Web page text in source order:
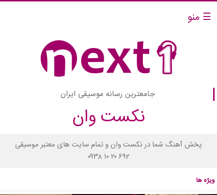
☰ منو
جامعترین رسانه موسیقی ایران
نکست وان
پخش آهنگ شما در نکست وان و تمام سایت های معتبر موسیقی
۰۹۳۸ ۱۰ ۲۰ ۶۹۲
ویژه ها